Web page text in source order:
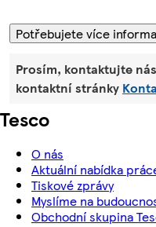
Potřebujete více
Prosím, kontaktujte
kontaktní stránky
Tesco
O nás
Aktuální nabídka
Tiskové zprávy
Myslíme na
Obchodní skupina